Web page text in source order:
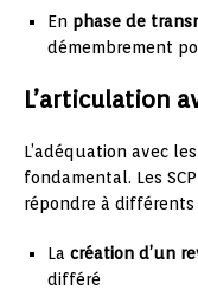
En phase de
démembrement
L’articulation
L’adéquation avec les
fondamental. Les
répondre à
La création d’un
différé